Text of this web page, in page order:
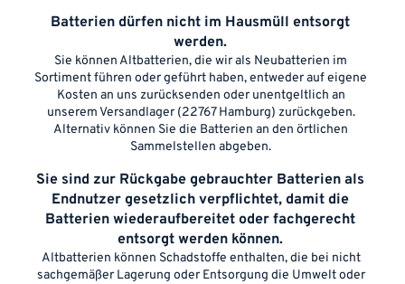
Batterien dürfen nicht im Hausmüll entsorgt
werden.
Sie können Altbatterien, die wir als Neubatterien im
Sortiment führen oder geführt haben, entweder auf eigene
Kosten an uns zurücksenden oder unentgeltlich an
unserem Versandlager (22767 Hamburg) zurückgeben.
Alternativ können Sie die Batterien an den örtlichen
Sammelstellen abgeben.
Sie sind zur Rückgabe gebrauchter Batterien als
Endnutzer gesetzlich verpflichtet, damit die
Batterien wiederaufbereitet oder fachgerecht
entsorgt werden können.
Altbatterien können Schadstoffe enthalten, die bei nicht
sachgemäßer Lagerung oder Entsorgung die Umwelt oder